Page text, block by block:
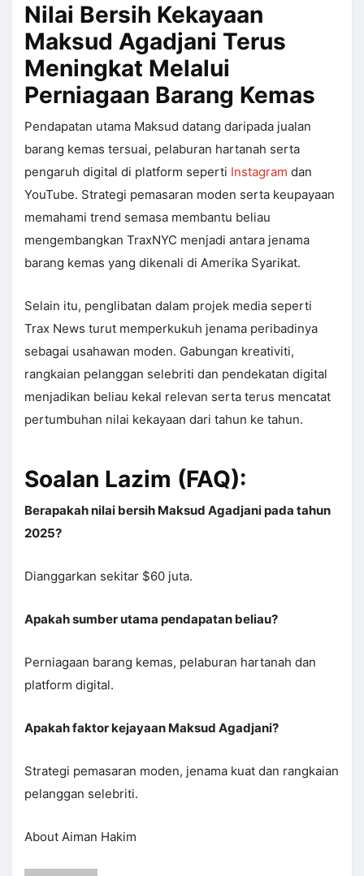
Nilai Bersih Kekayaan
Maksud Agadjani Terus
Meningkat Melalui
Perniagaan Barang Kemas
Pendapatan utama Maksud datang daripada jualan
barang kemas tersuai, pelaburan hartanah serta
pengaruh digital di platform seperti Instagram dan
YouTube. Strategi pemasaran moden serta keupayaan
memahami trend semasa membantu beliau
mengembangkan TraxNYC menjadi antara jenama
barang kemas yang dikenali di Amerika Syarikat.
Selain itu, penglibatan dalam projek media seperti
Trax News turut memperkukuh jenama peribadinya
sebagai usahawan moden. Gabungan kreativiti,
rangkaian pelanggan selebriti dan pendekatan digital
menjadikan beliau kekal relevan serta terus mencatat
pertumbuhan nilai kekayaan dari tahun ke tahun.
Soalan Lazim (FAQ):
Berapakah nilai bersih Maksud Agadjani pada tahun
2025?
Dianggarkan sekitar $60 juta.
Apakah sumber utama pendapatan beliau?
Perniagaan barang kemas, pelaburan hartanah dan
platform digital.
Apakah faktor kejayaan Maksud Agadjani?
Strategi pemasaran moden, jenama kuat dan rangkaian
pelanggan selebriti.
About Aiman Hakim